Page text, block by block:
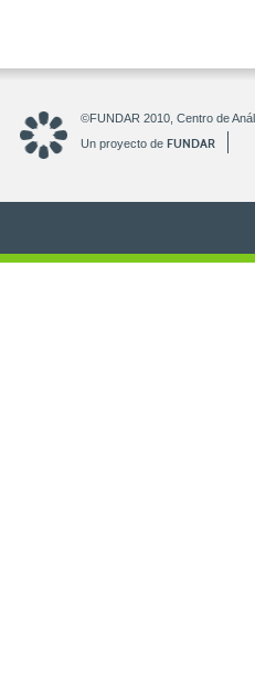
©FUNDAR 2010, Centro de
Un proyecto de FUNDAR